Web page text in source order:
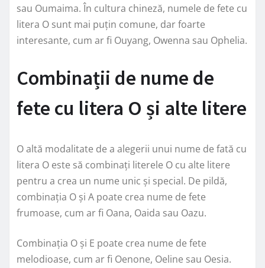
sau Oumaima. În cultura chineză, numele de fete cu
litera O sunt mai puțin comune, dar foarte
interesante, cum ar fi Ouyang, Owenna sau Ophelia.
Combinații de nume de
fete cu litera O și alte litere
O altă modalitate de a alegerii unui nume de fată cu
litera O este să combinați literele O cu alte litere
pentru a crea un nume unic și special. De pildă,
combinația O și A poate crea nume de fete
frumoase, cum ar fi Oana, Oaida sau Oazu.
Combinația O și E poate crea nume de fete
melodioase, cum ar fi Oenone, Oeline sau Oesia.